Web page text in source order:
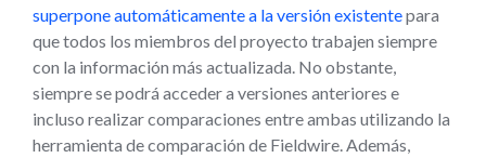
superpone automáticamente a la versión existentepara
que todos los miembros del proyecto trabajen siempre
con la información más actualizada. No obstante,
siempre se podrá acceder a versiones anteriores e
incluso realizar comparaciones entre ambas utilizando la
herramienta de comparación de Fieldwire. Además,